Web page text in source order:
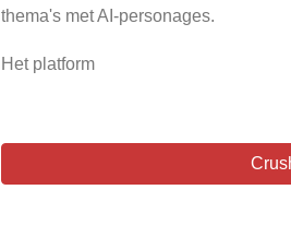
thema's met AI-personages.
Het platform